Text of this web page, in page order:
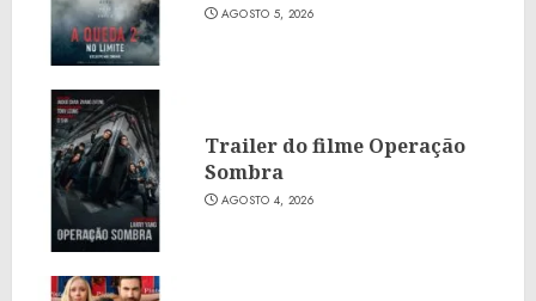
AGOSTO 5, 2026
Trailer do filme Operação
Sombra
AGOSTO 4, 2026